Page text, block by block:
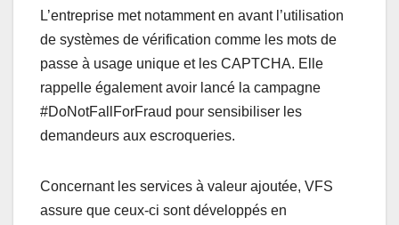
L’entreprise met notamment en avant l’utilisation
de systèmes de vérification comme les mots de
passe à usage unique et les CAPTCHA. Elle
rappelle également avoir lancé la campagne
#DoNotFallForFraud pour sensibiliser les
demandeurs aux escroqueries.
Concernant les services à valeur ajoutée, VFS
assure que ceux-ci sont développés en